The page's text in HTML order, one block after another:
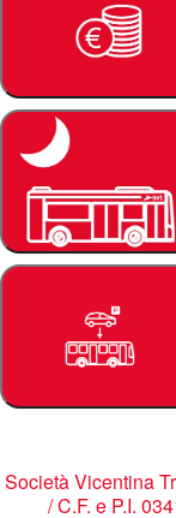
Società Vicentina
/ C.F. e P.I.